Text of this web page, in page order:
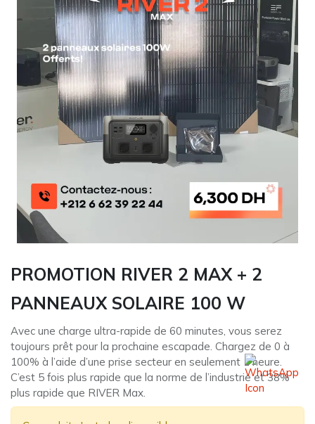
PROMOTION RIVER 2 MAX + 2
PANNEAUX SOLAIRE 100 W
Avec une charge ultra-rapide de 60 minutes, vous serez
toujours prêt pour la prochaine escapade. Chargez de 0 à
100% à l’aide d’une prise secteur en seulement 1 heure.
C’est 5 fois plus rapide que la norme de l’industrie et 38%
plus rapide que RIVER Max.